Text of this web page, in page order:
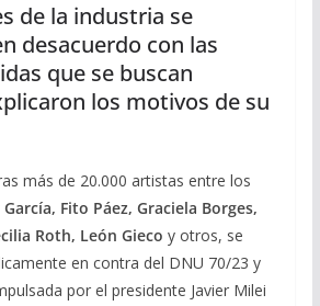
de la industria se
desacuerdo con las
que se buscan
los motivos de su
más de 20.000 artistas entre los
Fito Páez, Graciela Borges,
Roth, León Gieco y otros, se
en contra del DNU 70/23 y
por el presidente Javier Milei